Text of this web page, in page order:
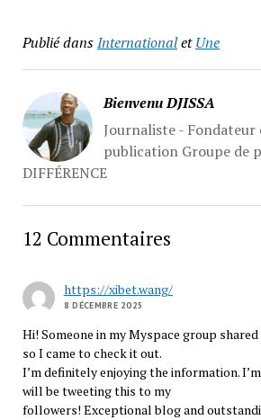
Publié dansInternationaletUne
Bienvenu DJISSA
Journaliste -
publication Groupe de
DIFFÉRENCE
12 Commentaires
https://xibet.wang/
8 DÉCEMBRE 2025
Hi! Someone in my Myspace group
so I came to check it out.
I’m definitely enjoying the information.
will be tweeting this to my
followers! Exceptional blog and